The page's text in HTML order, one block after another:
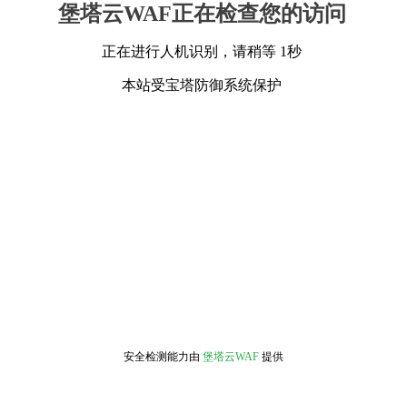
堡塔云WAF正在检查您的访问
正在进行人机识别，请稍等 1秒
本站受宝塔防御系统保护
安全检测能力由 堡塔云WAF 提供